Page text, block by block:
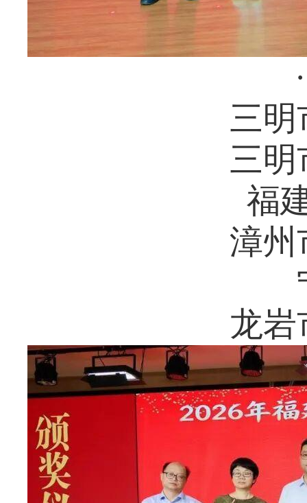
三明
三明
福
漳州
龙岩